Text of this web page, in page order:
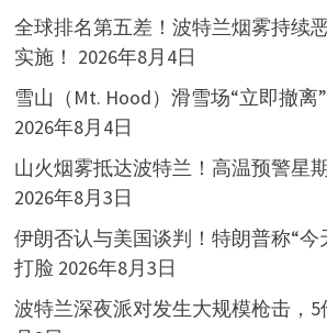
全球排名第五差！波特兰烟雾持续
实施！ 2026年8月4日
雪山（Mt. Hood）滑雪场“立即撤离
2026年8月4日
山火烟雾抵达波特兰！高温预警星
2026年8月3日
伊朗否认与美国谈判！特朗普称“今
打脸 2026年8月3日
波特兰深夜派对发生大规模枪击，5